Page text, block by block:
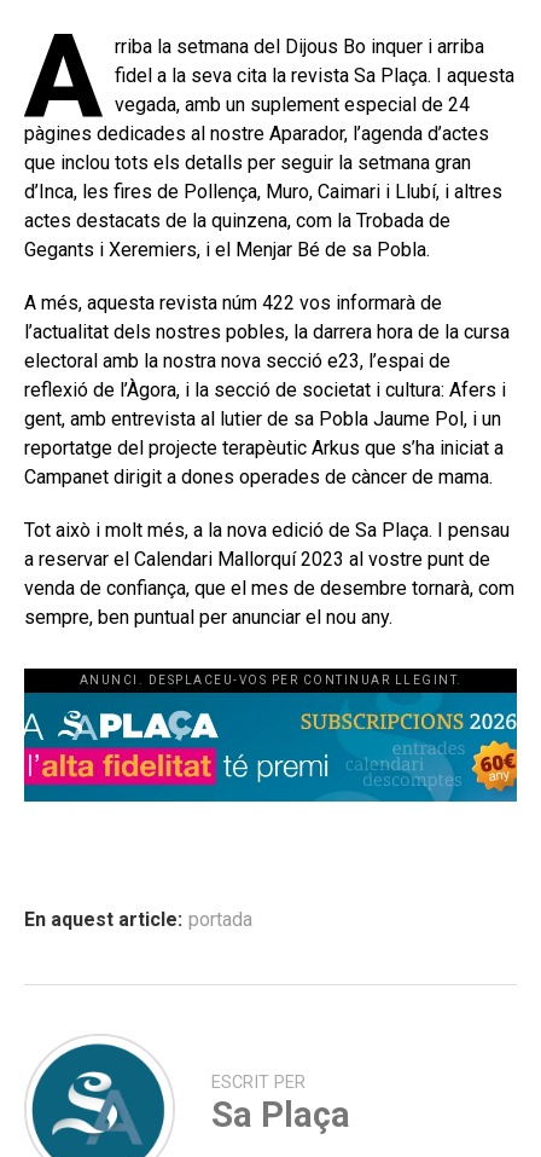
A rriba la setmana del Dijous Bo inquer i arriba
fidel a la seva cita la revista Sa Plaça. I aquesta
vegada, amb un suplement especial de 24
pàgines dedicades al nostre Aparador, l’agenda d’actes
que inclou tots els detalls per seguir la setmana gran
d’Inca, les fires de Pollença, Muro, Caimari i Llubí, i altres
actes destacats de la quinzena, com la Trobada de
Gegants i Xeremiers, i el Menjar Bé de sa Pobla.
A més, aquesta revista núm 422 vos informarà de
l’actualitat dels nostres pobles, la darrera hora de la cursa
electoral amb la nostra nova secció e23, l’espai de
reflexió de l’Àgora, i la secció de societat i cultura: Afers i
gent, amb entrevista al lutier de sa Pobla Jaume Pol, i un
reportatge del projecte terapèutic Arkus que s’ha iniciat a
Campanet dirigit a dones operades de càncer de mama.
Tot això i molt més, a la nova edició de Sa Plaça. I pensau
a reservar el Calendari Mallorquí 2023 al vostre punt de
venda de confiança, que el mes de desembre tornarà, com
sempre, ben puntual per anunciar el nou any.
ANUNCI. DESPLACEU-VOS PER CONTINUAR LLEGINT.
En aquest article: portada
ESCRIT PER
Sa Plaça